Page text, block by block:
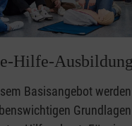
Hilfe-Ausbildung
Basisangebot werden
Grundlagen